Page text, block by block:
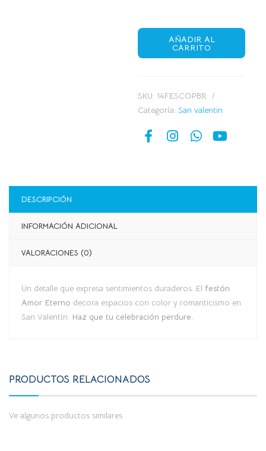
AÑADIR AL
CARRITO
SKU: 14FESCOPBR
Categoría:San valentin
DESCRIPCIÓN
INFORMACIÓN ADICIONAL
VALORACIONES (0)
Un detalle que expresa sentimientos duraderos. El festón
Amor Eterno decora espacios con color y romanticismo en
San Valentín. Haz que tu celebración perdure.
PRODUCTOS RELACIONADOS
Ve algunos productos similares